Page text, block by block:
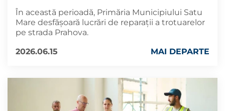
În această perioadă, Primăria Municipiului Satu
Mare desfășoară lucrări de reparații a trotuarelor
pe strada Prahova.
2026.06.15
MAI DEPARTE